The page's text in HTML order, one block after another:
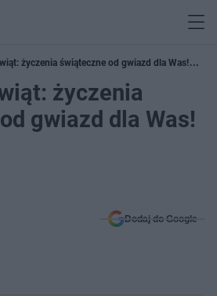
życzenia świąteczne od gwiazd dla Was!
życzenia
gwiazd dla Was!
Dodaj do Google